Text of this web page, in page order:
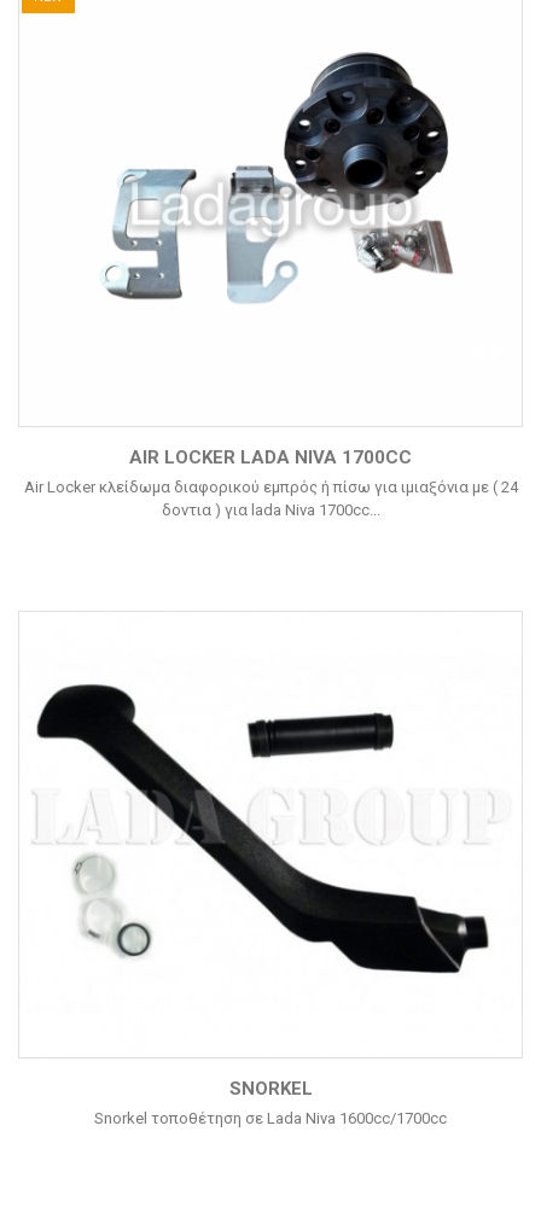
AIR LOCKER LADA NIVA 1700CC
Air Locker κλείδωμα διαφορικού εμπρός ή πίσω για ιμιαξόνια με ( 24
δοντια ) για lada Niva 1700cc...
SNORKEL
Snorkel τοποθέτηση σε Lada Niva 1600cc/1700cc